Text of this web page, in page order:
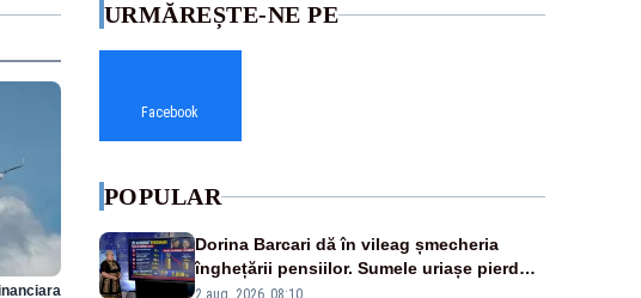
URMĂREȘTE-NE PE
Facebook
POPULAR
Dorina Barcari dă în vileag șmecheria
înghețării pensiilor. Sumele uriașe pierdute
de fiecare român